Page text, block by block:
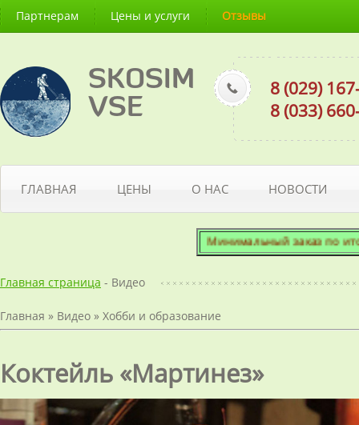
Партнерам Цены и услуги Отзывы
SKOSIM
VSE
8 (029)
8 (033)
ГЛАВНАЯ ЦЕНЫ О НАС НОВОСТИ
Минимальный заказ по
Главная страница - Видео
Главная » Видео » Хобби и образование
Коктейль «Мартинез»